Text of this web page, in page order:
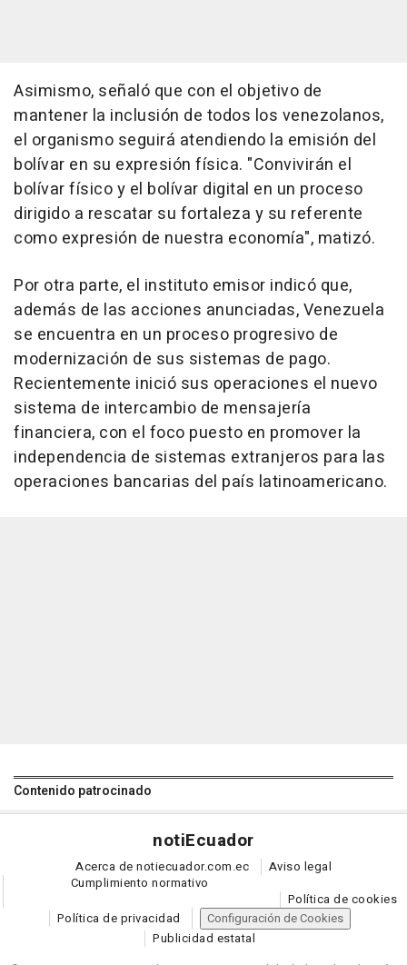
Asimismo, señaló que con el objetivo de
mantener la inclusión de todos los venezolanos,
el organismo seguirá atendiendo la emisión del
bolívar en su expresión física. "Convivirán el
bolívar físico y el bolívar digital en un proceso
dirigido a rescatar su fortaleza y su referente
como expresión de nuestra economía", matizó.
Por otra parte, el instituto emisor indicó que,
además de las acciones anunciadas, Venezuela
se encuentra en un proceso progresivo de
modernización de sus sistemas de pago.
Recientemente inició sus operaciones el nuevo
sistema de intercambio de mensajería
financiera, con el foco puesto en promover la
independencia de sistemas extranjeros para las
operaciones bancarias del país latinoamericano.
Contenido patrocinado
notiEcuador
Acerca de notiecuador.com.ec
Aviso legal
Cumplimiento normativo
Política de cookies
Política de privacidad
Configuración de Cookies
Publicidad estatal